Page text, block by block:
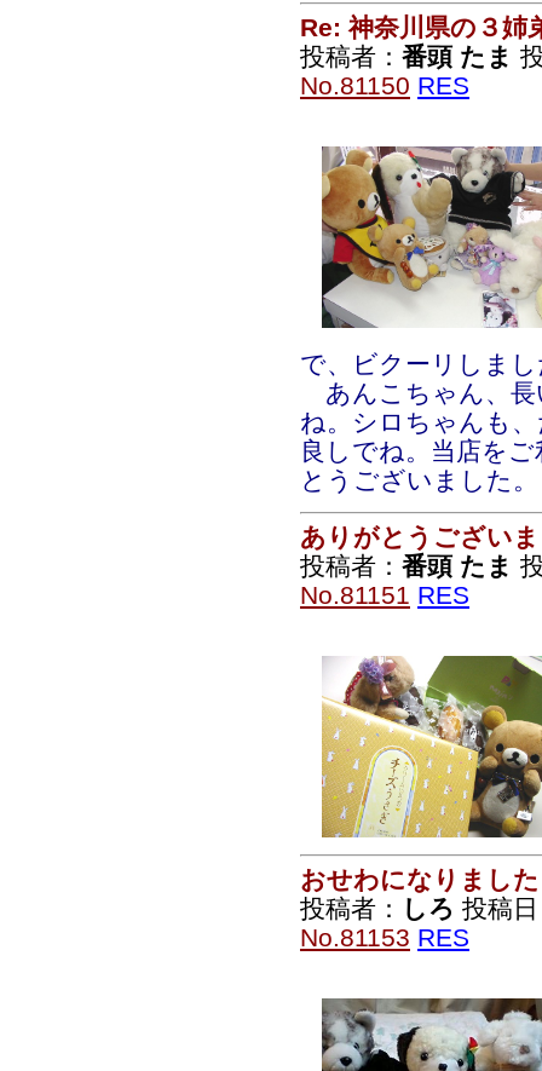
Re: 神奈川県の３姉
投稿者： 番頭 たま
No.81150 RES
で、ビクーリしまし
あんこちゃん、長
ね。シロちゃんも
良しでね。当店を
とうございました。
ありがとうござい
投稿者： 番頭 たま
No.81151 RES
おせわになりました
投稿者： しろ 投稿
No.81153 RES